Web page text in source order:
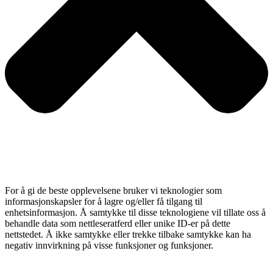
For å gi de beste opplevelsene bruker vi teknologier som
informasjonskapsler for å lagre og/eller få tilgang til
enhetsinformasjon. Å samtykke til disse teknologiene vil tillate oss å
behandle data som nettleseratferd eller unike ID-er på dette
nettstedet. Å ikke samtykke eller trekke tilbake samtykke kan ha
negativ innvirkning på visse funksjoner og funksjoner.